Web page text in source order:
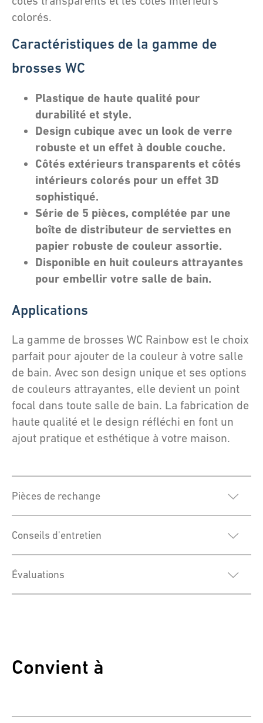
colorés.
Caractéristiques de la gamme de
brosses WC
Plastique de haute qualité pour
durabilité et style.
Design cubique avec un look de verre
robuste et un effet à double couche.
Côtés extérieurs transparents et côtés
intérieurs colorés pour un effet 3D
sophistiqué.
Série de 5 pièces, complétée par une
boîte de distributeur de serviettes en
papier robuste de couleur assortie.
Disponible en huit couleurs attrayantes
pour embellir votre salle de bain.
Applications
La gamme de brosses WC Rainbow est le choix
parfait pour ajouter de la couleur à votre salle
de bain. Avec son design unique et ses options
de couleurs attrayantes, elle devient un point
focal dans toute salle de bain. La fabrication de
haute qualité et le design réfléchi en font un
ajout pratique et esthétique à votre maison.
Pièces de rechange
Conseils d'entretien
Évaluations
Convient à